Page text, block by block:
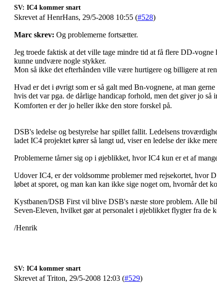
SV: IC4 kommer snart
Skrevet af HenrHans, 29/5-2008 10:55 (#528)
Marc skrev: Og problemerne fortsætter.
Jeg troede faktisk at det ville tage mindre tid at få flere DD-
kunne undvære nogle stykker.
Mon så ikke det efterhånden ville være hurtigere og billigere at
Hvad er det i øvrigt som er så galt med Bn-vognene, at man
hvis det var pga. de dårlige handicap forhold, men det giver jo så
Komforten er der jo heller ikke den store forskel på.
DSB's ledelse og bestyrelse har spillet fallit. Ledelsens
ladet IC4 projektet kører så langt ud, viser en ledelse der ikke
Problemerne tårner sig op i øjeblikket, hvor IC4 kun er et af
Udover IC4, er der voldsomme problemer med rejsekortet, hvor
løbet at sporet, og man kan kan ikke sige noget om, hvornår det
Kystbanen/DSB First vil blive DSB's næste store problem. Alle
Seven-Eleven, hvilket gør at personalet i øjeblikket flygter fra de
/Henrik
SV: IC4 kommer snart
Skrevet af Triton, 29/5-2008 12:03 (#529)